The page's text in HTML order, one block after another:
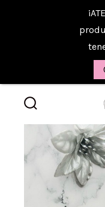
contenido
la
búsqueda